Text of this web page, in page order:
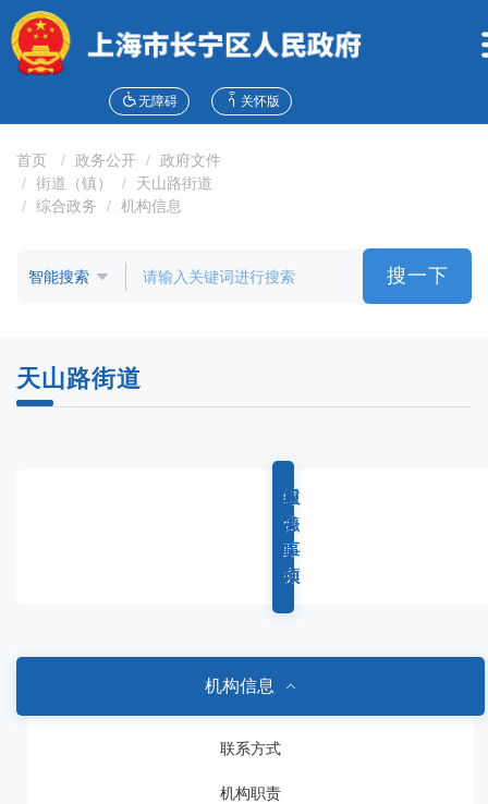
障
碍
说
无障碍 关怀版
首页 政务公开
政府文件
街道（镇）
天山路街道
综合政务
机构信息
搜一下
天山路街道
综
合
政
务
重
点
工
作
权
力
事
项
服
务
事
项
机构信息
联系方式
机构职责